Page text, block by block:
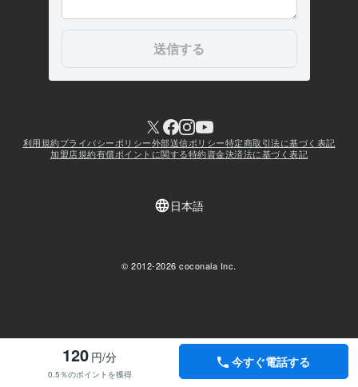
120 円/分
0.5％のポイントを獲得
今すぐ電話する